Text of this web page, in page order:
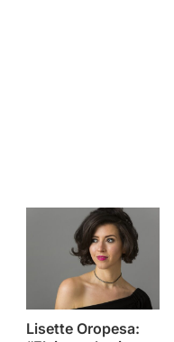
Lisette Oropesa: